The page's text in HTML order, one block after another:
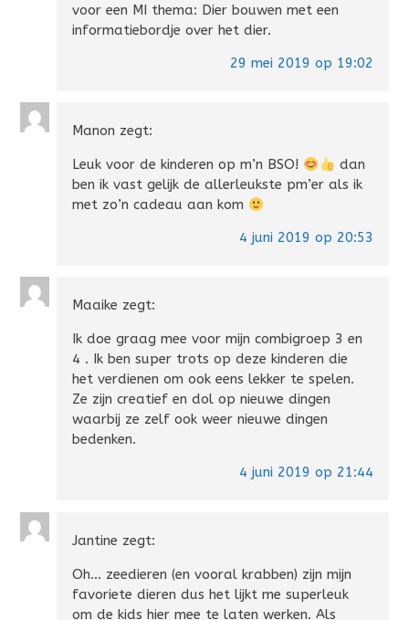
voor een MI thema: Dier bouwen met een
informatiebordje over het dier.
29 mei 2019 op 19:02
Manon zegt:
Leuk voor de kinderen op m’n BSO!
dan
ben ik vast gelijk de allerleukste pm’er als ik
met zo’n cadeau aan kom
4 juni 2019 op 20:53
Maaike zegt:
Ik doe graag mee voor mijn combigroep 3 en
4 . Ik ben super trots op deze kinderen die
het verdienen om ook eens lekker te spelen.
Ze zijn creatief en dol op nieuwe dingen
waarbij ze zelf ook weer nieuwe dingen
bedenken.
4 juni 2019 op 21:44
Jantine zegt:
Oh… zeedieren (en vooral krabben) zijn mijn
favoriete dieren dus het lijkt me superleuk
om de kids hier mee te laten werken. Als